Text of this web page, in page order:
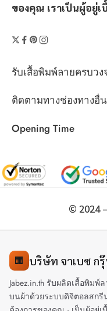
ของคุณ เราเป็นผู้อยู่เ
รับเสื้อพิมพ์ลายครบว
ติดตามทางช่องทางอื่
Opening Time
© 2024
🏢 บริษัท จาเบซ ก
Jabez.in.th รับผลิตเสื้อพิม
บนผ้าด้วยระบบดิจิตอลสก